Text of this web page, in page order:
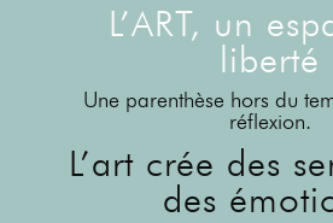
L’ART, un
liberté
Une parenthèse hors du
réflexion.
L’art crée des
des